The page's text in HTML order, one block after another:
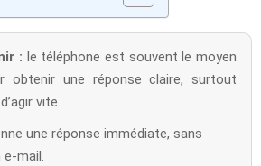
: le téléphone est souvent le moyen
obtenir une réponse claire, surtout
vite.
une réponse immédiate, sans
mail.